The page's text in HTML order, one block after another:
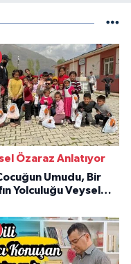
Özaraz Anlatıyor
Umudu, Bir
Yolculuğu Veysel